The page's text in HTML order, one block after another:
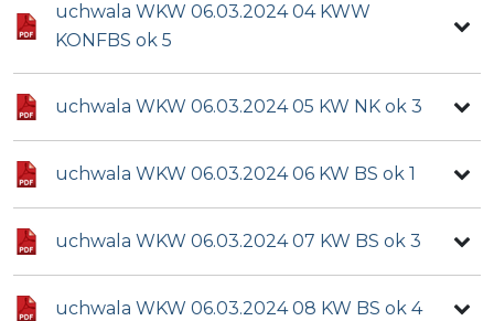
uchwala WKW 06.03.2024 04 KWW
KONFBS ok 5
uchwala WKW 06.03.2024 05 KW NK ok 3
uchwala WKW 06.03.2024 06 KW BS ok 1
uchwala WKW 06.03.2024 07 KW BS ok 3
uchwala WKW 06.03.2024 08 KW BS ok 4